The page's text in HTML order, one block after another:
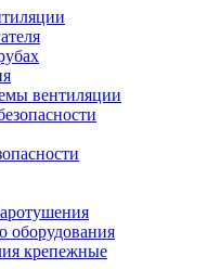
вентиляции
оборудования
крепежные